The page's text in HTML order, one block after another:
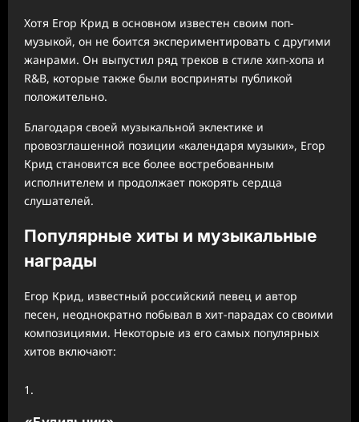
Хотя Егор Крид в основном известен своим поп-
музыкой, он не боится экспериментировать с другими
жанрами. Он выпустил ряд треков в стиле хип-хопа и
R&B, которые также были восприняты публикой
положительно.
Благодаря своей музыкальной эклектике и
провозглашенной позиции «календаря музыки», Егор
Крид становится все более востребованным
исполнителем и продолжает покорять сердца
слушателей.
Популярные хиты и музыкальные
награды
Егор Крид, известный российский певец и автор
песен, неоднократно побывал в хит-парадах со своими
композициями. Некоторые из его самых популярных
хитов включают: